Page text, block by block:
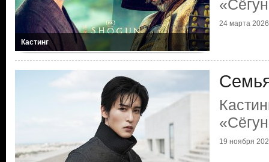
Кастинг
24 марта 2026
19 ноября